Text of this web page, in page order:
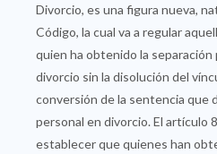
Divorcio, es una figura nueva,
Código, la cual va a regular
quien ha obtenido la separación
divorcio sin la disolución del
conversión de la sentencia que
personal en divorcio. El artículo
establecer que quienes han